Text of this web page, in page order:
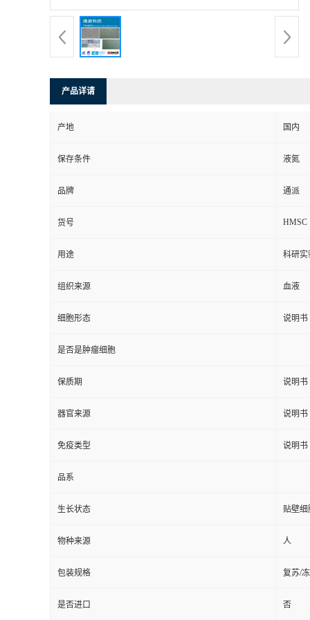
产品详请
产地 国内
保存条件 液氮
品牌 通派
货号 HMSC
用途 科研实
组织来源 血液
细胞形态 说明书
是否是肿瘤细胞
保质期 说明书
器官来源 说明书
免疫类型 说明书
品系
生长状态 贴壁细
物种来源 人
包装规格 复苏/
是否进口 否